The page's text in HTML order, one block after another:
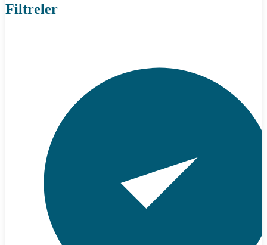
Filtreler